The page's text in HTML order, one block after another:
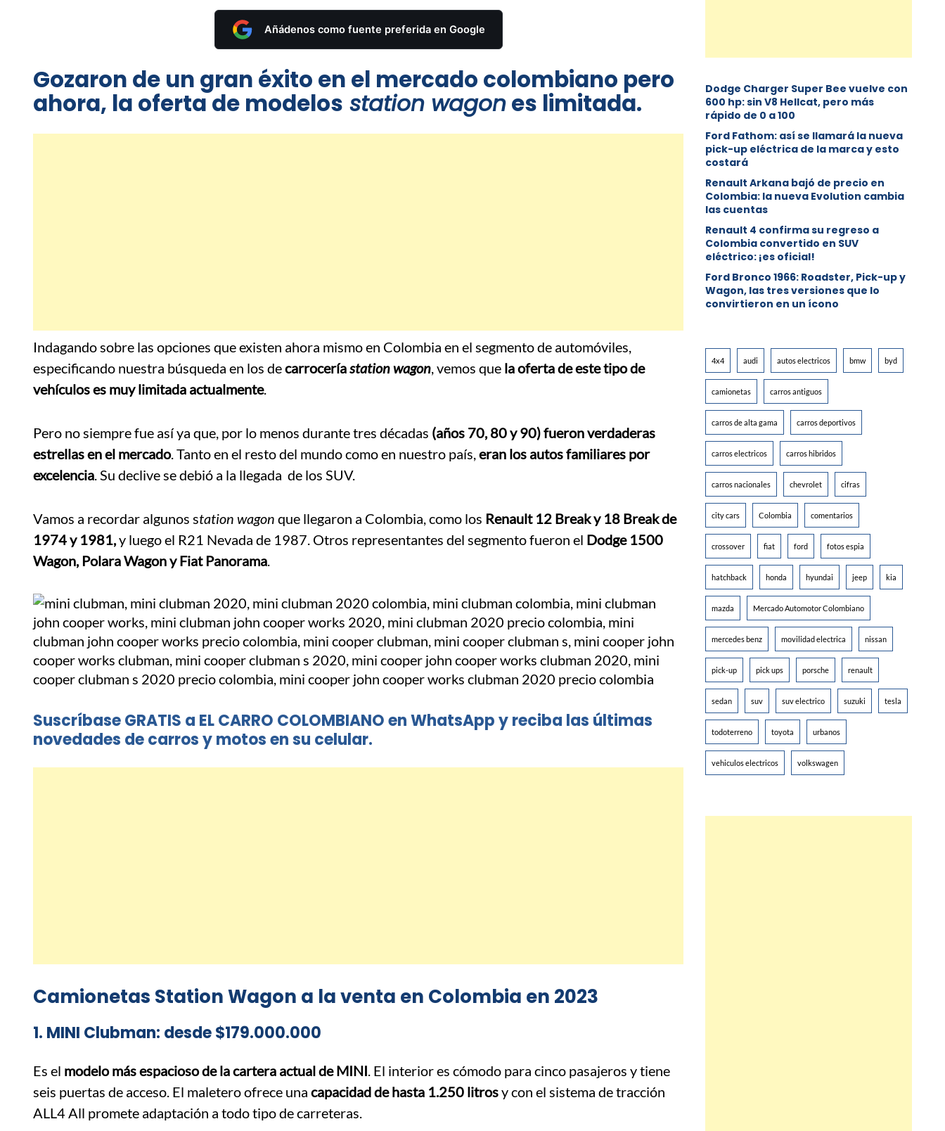
Añádenos como fuente preferida en Google
Gozaron de un gran éxito en el mercado colombiano pero
ahora, la oferta de modelos station wagones limitada.
Indagando sobre las opciones que existen ahora mismo en Colombia en el segmento de automóviles,
especificando nuestra búsqueda en los decarroceríastation wagon, vemos que la oferta de este tipo de
vehículos es muy limitada actualmente.
Pero no siempre fue así ya que, por lo menos durante tres décadas (años 70, 80 y 90) fueron verdaderas
estrellas en el mercado. Tanto en el resto del mundo como en nuestro país,eran los autos familiares por
excelencia. Su declive se debió a la llegada de los SUV.
Vamos a recordar algunos station wagon que llegaron a Colombia, como los Renault 12 Break y 18 Break de
1974 y 1981,y luego el R21 Nevada de 1987. Otros representantes del segmento fueron el Dodge 1500
Wagon, Polara Wagon y Fiat Panorama.
Suscríbase GRATIS a EL CARRO COLOMBIANO en WhatsApp y reciba las últimas
novedades de carros y motos en su celular.
Camionetas Station Wagon a la venta en Colombia en 2023
1. MINI Clubman: desde $179.000.000
Es el modelo más espacioso de la cartera actual de MINI. El interior es cómodo para cinco pasajeros y tiene
seis puertas de acceso. El maletero ofrece una capacidad de hasta 1.250 litrosy con el sistema de tracción
ALL4 All promete adaptación a todo tipo de carreteras.
Dodge Charger Super Bee vuelve con
600 hp: sin V8 Hellcat, pero más
rápido de 0 a 100
Ford Fathom: así se llamará la nueva
pick-up eléctrica de la marca y esto
costará
Renault Arkana bajó de precio en
Colombia: la nueva Evolution cambia
las cuentas
Renault 4 confirma su regreso a
Colombia convertido en SUV
eléctrico: ¡es oficial!
Ford Bronco 1966: Roadster, Pick-up y
Wagon, las tres versiones que lo
convirtieron en un ícono
4x4 audi autos electricos bmw byd
camionetas carros antiguos
carros de alta gama carros deportivos
carros electricos carros hibridos
carros nacionales chevrolet cifras
city cars Colombia comentarios
crossover fiat ford fotos espia
hatchback honda hyundai jeep kia
mazda Mercado Automotor Colombiano
mercedes benz movilidad electrica nissan
pick-up pick ups porsche renault
sedan suv suv electrico suzuki tesla
todoterreno toyota urbanos
vehiculos electricos volkswagen